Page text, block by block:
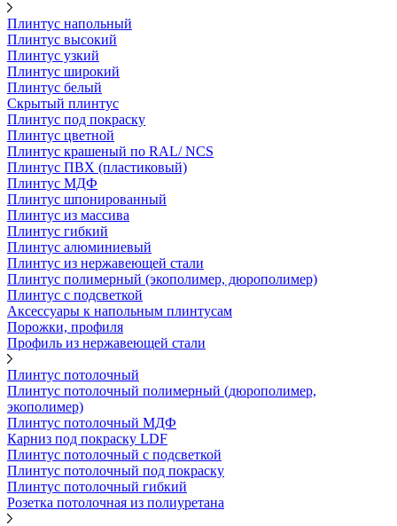
Плинтус напольный
Плинтус высокий
Плинтус узкий
Плинтус широкий
Плинтус белый
Скрытый плинтус
Плинтус под покраску
Плинтус цветной
Плинтус крашеный по RAL/ NCS
Плинтус ПВХ (пластиковый)
Плинтус МДФ
Плинтус шпонированный
Плинтус из массива
Плинтус гибкий
Плинтус алюминиевый
Плинтус из нержавеющей стали
Плинтус полимерный (экополимер, дюрополимер)
Плинтус с подсветкой
Аксессуары к напольным плинтусам
Порожки, профиля
Профиль из нержавеющей стали
Плинтус потолочный
Плинтус потолочный полимерный (дюрополимер,
экополимер)
Плинтус потолочный МДФ
Карниз под покраску LDF
Плинтус потолочный с подсветкой
Плинтус потолочный под покраску
Плинтус потолочный гибкий
Розетка потолочная из полиуретана